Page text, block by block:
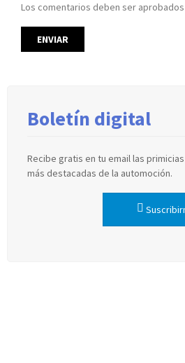
Los comentarios deben ser
Boletín digital
Recibe gratis en tu email las
más destacadas de la automoción.